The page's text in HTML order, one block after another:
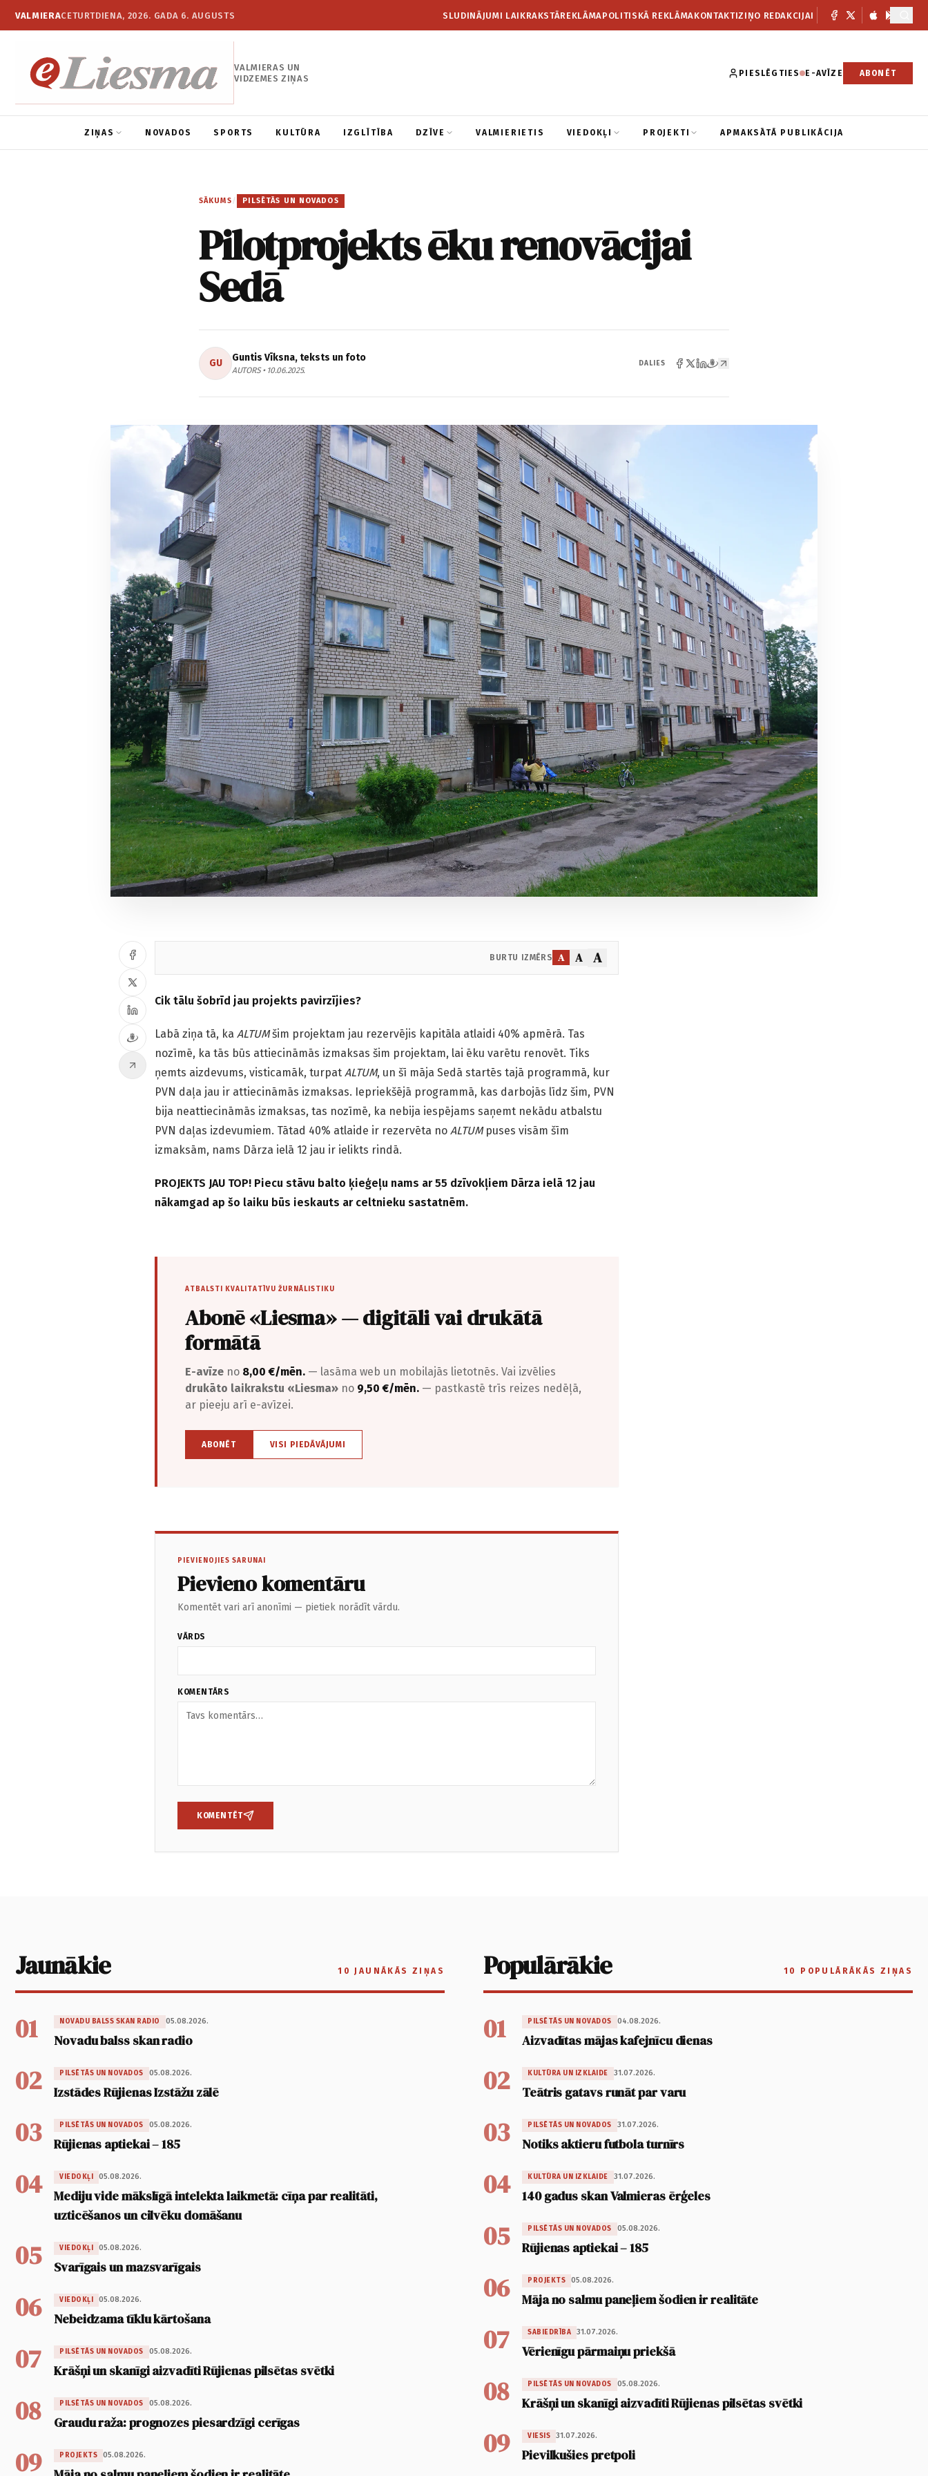
VALMIERACETURTDIENA, 2026. GADA 6. AUGUSTS SLUDINĀJUMI LAIKRAKSTĀREKLĀMAPOLITISKĀ REKLĀMAKONTAKTIZIŅO REDAKCIJAI
VALMIERAS UN
VIDZEMES ZIŅAS
PIESLĒGTIES E-AVĪZE ABONĒT
ZIŅAS NOVADOS SPORTS KULTŪRA IZGLĪTĪBA DZĪVE VALMIERIETIS VIEDOKĻI PROJEKTI APMAKSĀTĀ PUBLIKĀCIJA
SĀKUMS / PILSĒTĀS UN NOVADOS
Pilotprojekts ēku renovācijai
Sedā
GU Guntis Vīksna, teksts un foto
AUTORS • 10.06.2025.
DALIES
BURTU IZMĒRS A A A
Cik tālu šobrīd jau projekts pavirzījies?
Labā ziņa tā, ka ALTUMšim projektam jau rezervējis kapitāla atlaidi 40% apmērā. Tas
nozīmē, ka tās būs attiecināmās izmaksas šim projektam, lai ēku varētu renovēt. Tiks
ņemts aizdevums, visticamāk, turpat ALTUM, un šī māja Sedā startēs tajā programmā, kur
PVN daļa jau ir attiecināmās izmaksas. Iepriekšējā programmā, kas darbojās līdz šim, PVN
bija neattiecināmās izmaksas, tas nozīmē, ka nebija iespējams saņemt nekādu atbalstu
PVN daļas izdevumiem. Tātad 40% atlaide ir rezervēta no ALTUMpuses visām šīm
izmaksām, nams Dārza ielā 12 jau ir ielikts rindā.
PROJEKTS JAU TOP! Piecu stāvu balto ķieģeļu nams ar 55 dzīvokļiem Dārza ielā 12 jau
nākamgad ap šo laiku būs ieskauts ar celtnieku sastatnēm.
ATBALSTI KVALITATĪVU ŽURNĀLISTIKU
Abonē «Liesma» — digitāli vai drukātā
formātā
E-avīze no 8,00 €/mēn. — lasāma web un mobilajās lietotnēs. Vai izvēlies
drukāto laikrakstu «Liesma» no 9,50 €/mēn. — pastkastē trīs reizes nedēļā,
ar pieeju arī e-avīzei.
ABONĒT VISI PIEDĀVĀJUMI
PIEVIENOJIES SARUNAI
Pievieno komentāru
Komentēt vari arī anonīmi — pietiek norādīt vārdu.
VĀRDS
KOMENTĀRS
KOMENTĒT
Jaunākie 10 JAUNĀKĀS ZIŅAS
01 NOVADU BALSS SKAN RADIO 05.08.2026.
Novadu balss skan radio
02 PILSĒTĀS UN NOVADOS 05.08.2026.
Izstādes Rūjienas Izstāžu zālē
03 PILSĒTĀS UN NOVADOS 05.08.2026.
Rūjienas aptiekai – 185
04 VIEDOKĻI 05.08.2026.
Mediju vide mākslīgā intelekta laikmetā: cīņa par realitāti,
uzticēšanos un cilvēku domāšanu
05 VIEDOKĻI 05.08.2026.
Svarīgais un mazsvarīgais
06 VIEDOKĻI 05.08.2026.
Nebeidzama tīklu kārtošana
07 PILSĒTĀS UN NOVADOS 05.08.2026.
Krāšņi un skanīgi aizvadīti Rūjienas pilsētas svētki
08 PILSĒTĀS UN NOVADOS 05.08.2026.
Graudu raža: prognozes piesardzīgi cerīgas
09 PROJEKTS 05.08.2026.
Populārākie 10 POPULĀRĀKĀS ZIŅAS
01 PILSĒTĀS UN NOVADOS 04.08.2026.
Aizvadītas mājas kafejnīcu dienas
02 KULTŪRA UN IZKLAIDE 31.07.2026.
Teātris gatavs runāt par varu
03 PILSĒTĀS UN NOVADOS 31.07.2026.
Notiks aktieru futbola turnīrs
04 KULTŪRA UN IZKLAIDE 31.07.2026.
140 gadus skan Valmieras ērģeles
05 PILSĒTĀS UN NOVADOS 05.08.2026.
Rūjienas aptiekai – 185
06 PROJEKTS 05.08.2026.
Māja no salmu paneļiem šodien ir realitāte
07 SABIEDRĪBA 31.07.2026.
Vērienīgu pārmaiņu priekšā
08 PILSĒTĀS UN NOVADOS 05.08.2026.
Krāšņi un skanīgi aizvadīti Rūjienas pilsētas svētki
09 VIESIS 31.07.2026.
Pievilkušies pretpoli